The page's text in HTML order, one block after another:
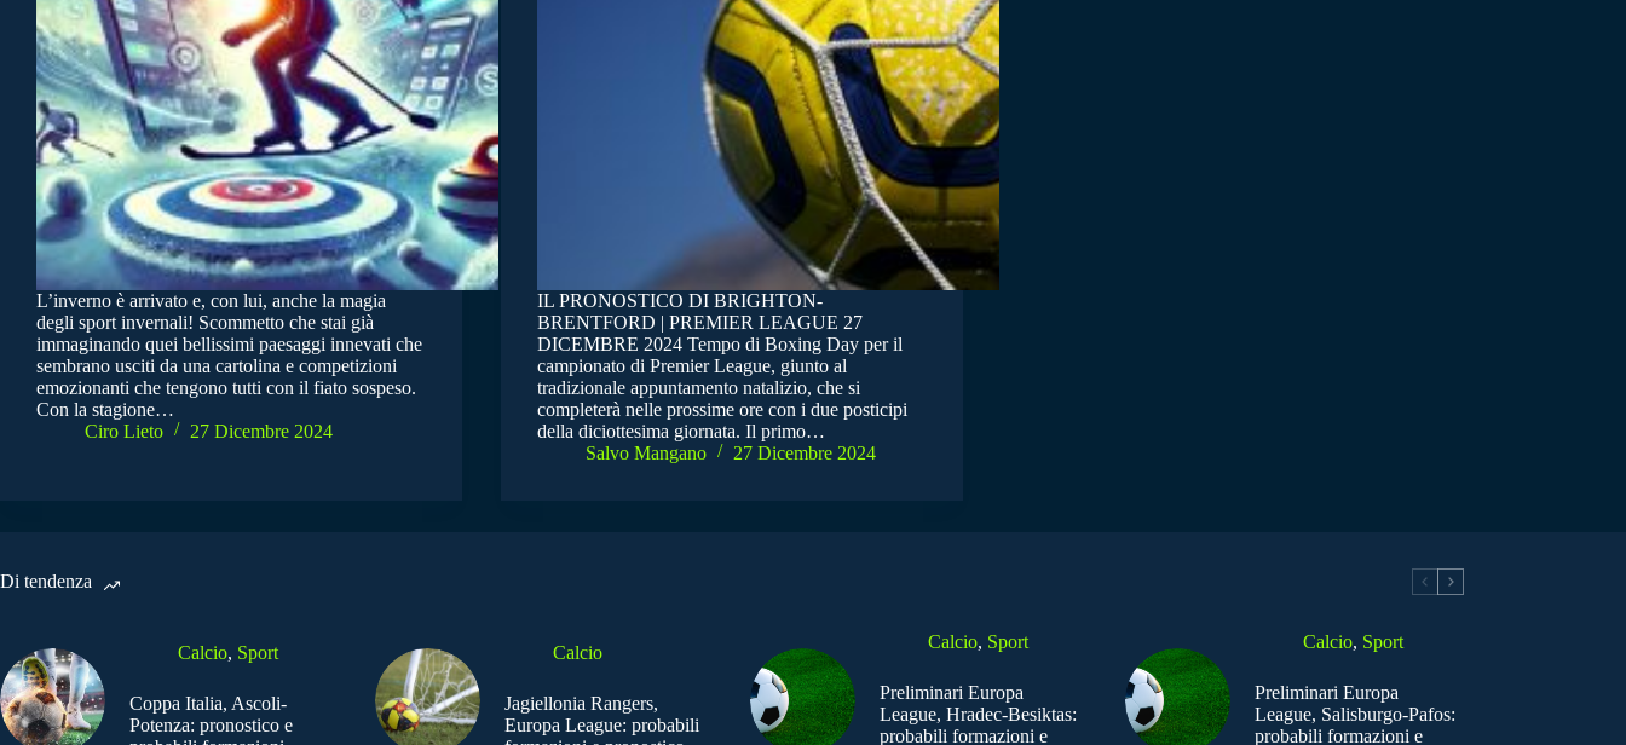
L’inverno è arrivato e, con lui, anche la magia
degli sport invernali! Scommetto che stai già
immaginando quei bellissimi paesaggi innevati che
sembrano usciti da una cartolina e competizioni
emozionanti che tengono tutti con il fiato sospeso.
Con la stagione…
Ciro Lieto
27 Dicembre 2024
IL PRONOSTICO DI BRIGHTON-
BRENTFORD | PREMIER LEAGUE 27
DICEMBRE 2024 Tempo di Boxing Day per il
campionato di Premier League, giunto al
tradizionale appuntamento natalizio, che si
completerà nelle prossime ore con i due posticipi
della diciottesima giornata. Il primo…
Salvo Mangano
27 Dicembre 2024
Di tendenza
Calcio, Sport
Coppa Italia, Ascoli-
Potenza: pronostico e
Calcio
Jagiellonia Rangers,
Europa League: probabili
Calcio, Sport
Preliminari Europa
League, Hradec-Besiktas:
probabili formazioni e
Calcio, Sport
Preliminari Europa
League, Salisburgo-Pafos:
probabili formazioni e